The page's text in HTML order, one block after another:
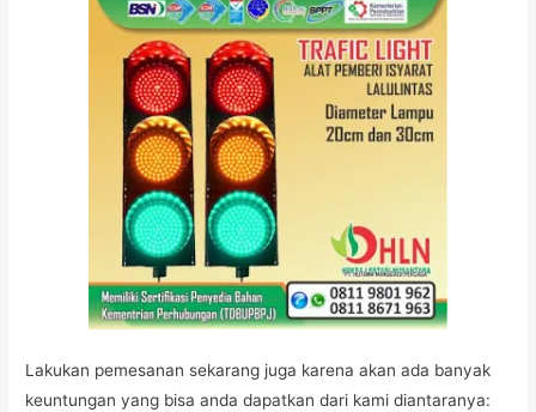
Lakukan pemesanan sekarang juga karena akan ada banyak
keuntungan yang bisa anda dapatkan dari kami diantaranya: